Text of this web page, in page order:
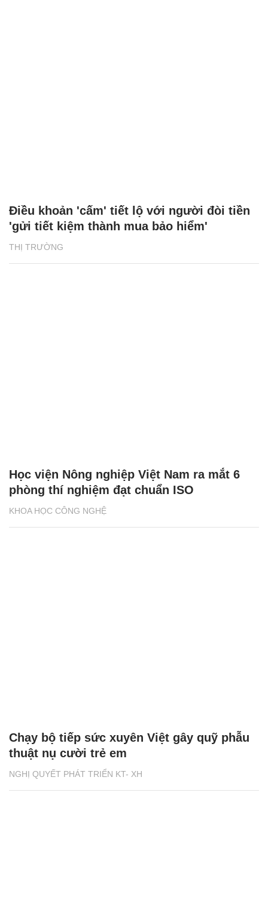
THỊ TRƯỜNG
Điều khoản 'cấm' tiết lộ với người đòi tiền
'gửi tiết kiệm thành mua bảo hiểm'
KHOA HỌC CÔNG NGHỆ
Học viện Nông nghiệp Việt Nam ra mắt 6
phòng thí nghiệm đạt chuẩn ISO
NGHỊ QUYẾT PHÁT TRIỂN KT- XH
Chạy bộ tiếp sức xuyên Việt gây quỹ phẫu
thuật nụ cười trẻ em